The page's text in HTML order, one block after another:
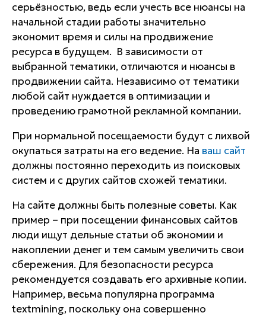
серьёзностью, ведь если учесть все нюансы на
начальной стадии работы значительно
экономит время и силы на продвижение
ресурса в будущем. В зависимости от
выбранной тематики, отличаются и нюансы в
продвижении сайта. Независимо от тематики
любой сайт нуждается в оптимизации и
проведению грамотной рекламной компании.
При нормальной посещаемости будут с лихвой
окупаться затраты на его ведение. На ваш сайт
должны постоянно переходить из поисковых
систем и с других сайтов схожей тематики.
На сайте должны быть полезные советы. Как
пример – при посещении финансовых сайтов
люди ищут дельные статьи об экономии и
накоплении денег и тем самым увеличить свои
сбережения. Для безопасности ресурса
рекомендуется создавать его архивные копии.
Например, весьма популярна программа
textmining, поскольку она совершенно